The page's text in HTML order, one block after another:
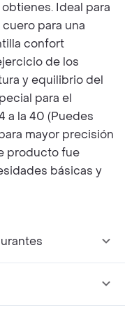
Ideal para
para una
confort
de los
y equilibrio del
para el
a la 40 (Puedes
mayor precisión
producto fue
básicas y